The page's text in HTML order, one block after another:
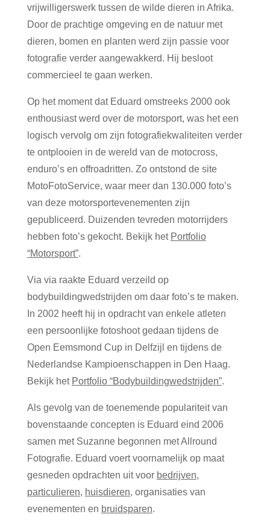
vrijwilligerswerk tussen de wilde dieren in Afrika.
Door de prachtige omgeving en de natuur met
dieren, bomen en planten werd zijn passie voor
fotografie verder aangewakkerd. Hij besloot
commercieel te gaan werken.
Op het moment dat Eduard omstreeks 2000 ook
enthousiast werd over de motorsport, was het een
logisch vervolg om zijn fotografiekwaliteiten verder
te ontplooien in de wereld van de motocross,
enduro’s en offroadritten. Zo ontstond de site
MotoFotoService, waar meer dan 130.000 foto’s
van deze motorsportevenementen zijn
gepubliceerd. Duizenden tevreden motorrijders
hebben foto’s gekocht. Bekijk het Portfolio
“Motorsport”.
Via via raakte Eduard verzeild op
bodybuildingwedstrijden om daar foto’s te maken.
In 2002 heeft hij in opdracht van enkele atleten
een persoonlijke fotoshoot gedaan tijdens de
Open Eemsmond Cup in Delfzijl en tijdens de
Nederlandse Kampioenschappen in Den Haag.
Bekijk het Portfolio “Bodybuildingwedstrijden”.
Als gevolg van de toenemende populariteit van
bovenstaande concepten is Eduard eind 2006
samen met Suzanne begonnen met Allround
Fotografie. Eduard voert voornamelijk op maat
gesneden opdrachten uit voor bedrijven,
particulieren, huisdieren, organisaties van
evenementen en bruidsparen.